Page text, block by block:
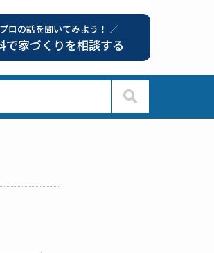
ロの話を聞いてみよう！ ／
で家づくりを相談する